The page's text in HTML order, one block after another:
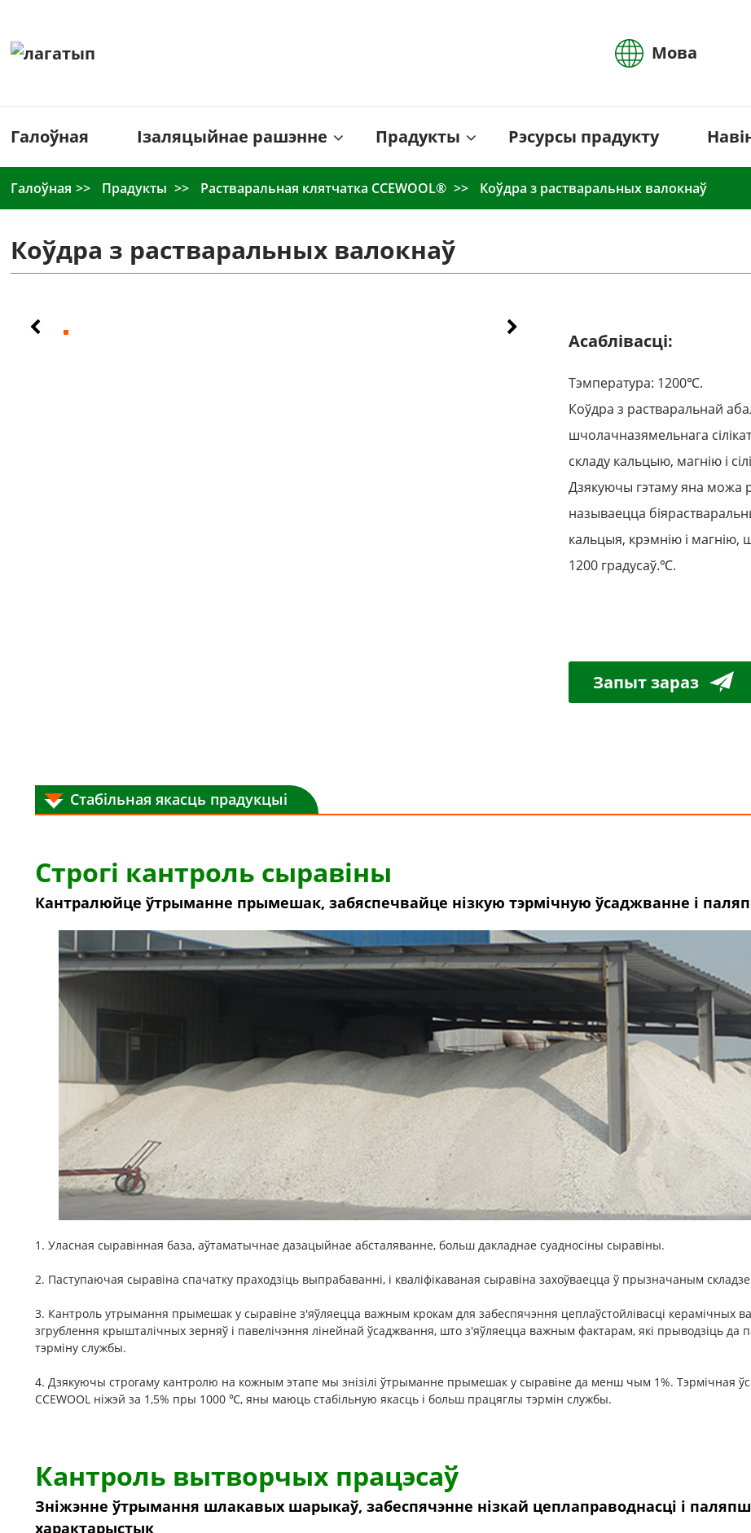
Мова
Галоўная Ізаляцыйнае рашэнне Прадукты Рэсурсы прадукту
Галоўная Прадукты Растваральная клятчатка CCEWOOL® Коўдра з растваральных валокнаў
Коўдра з растваральных валокнаў
Асаблівасці:
Тэмпература: 1200℃.
Коўдра з растваральнай
шчолачназямельнага
складу кальцыю, магнію і
Дзякуючы гэтаму яна можа
называецца
кальцыя, крэмнію і магнію,
1200 градусаў.℃.
Запыт зараз
Стабільная якасць прадукцыі
Строгі кантроль сыравіны
Кантралюйце ўтрыманне прымешак, забяспечвайце нізкую тэрмічную ўсаджванне і
1. Уласная сыравінная база, аўтаматычнае дазацыйнае абсталяванне, больш дакладнае суадносіны сыравіны.
2. Паступаючая сыравіна спачатку праходзіць выпрабаванні, і кваліфікаваная сыравіна захоўваецца ў прызначаным
3. Кантроль утрымання прымешак у сыравіне з'яўляецца важным крокам для забеспячэння цеплаўстойлівасці
згрублення крышталічных зерняў і павелічэння лінейнай ўсаджвання, што з'яўляецца важным фактарам, які прыводзіць да
тэрміну службы.
4. Дзякуючы строгаму кантролю на кожным этапе мы знізілі ўтрыманне прымешак у сыравіне да менш чым 1%. Тэрмічная
CCEWOOL ніжэй за 1,5% пры 1000 ℃, яны маюць стабільную якасць і больш працяглы тэрмін службы.
Кантроль вытворчых працэсаў
Зніжэнне ўтрымання шлакавых шарыкаў, забеспячэнне нізкай цеплаправоднасці і
характарыстык